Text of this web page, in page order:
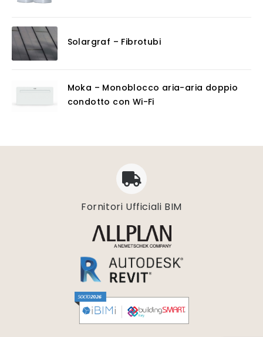
Solargraf – Fibrotubi
Moka – Monoblocco aria-aria doppio
condotto con Wi-Fi
Fornitori Ufficiali BIM